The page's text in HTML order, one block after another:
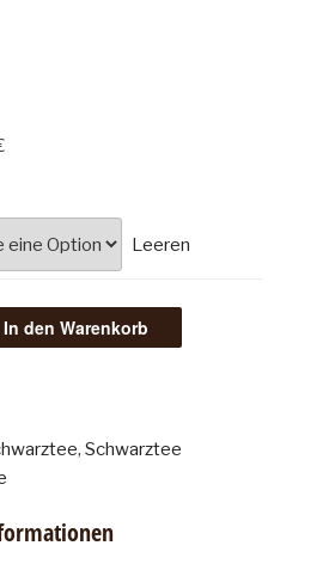
Leeren
In den Warenkorb
, Schwarztee